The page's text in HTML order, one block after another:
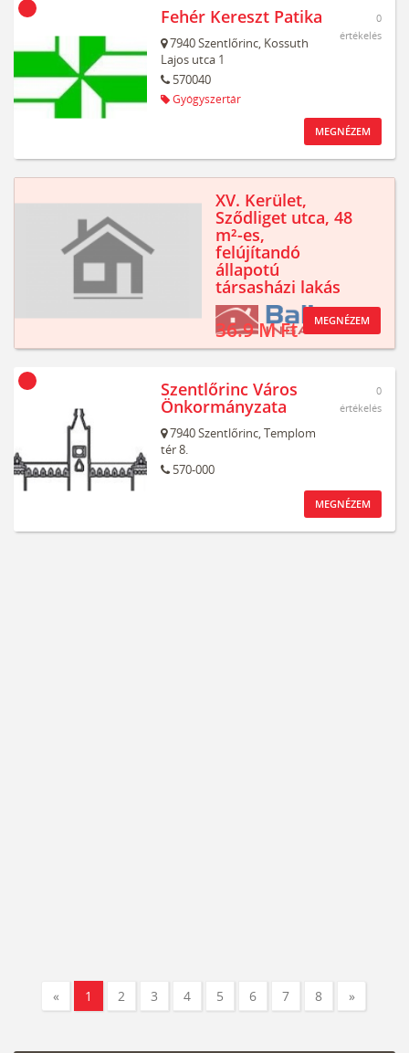
Fehér Kereszt Patika
7940Szentlőrinc, Kossuth
Lajos utca 1
570040
Gyógyszertár
0
értékelés
MEGNÉZEM
XV. Kerület,
Sződliget utca, 48
m²-es,
felújítandó
állapotú
társasházi lakás
36.9 M Ft MEGNÉZEM
Szentlőrinc Város
Önkormányzata
7940Szentlőrinc,Templom
tér 8.
570-000
0
értékelés
MEGNÉZEM
« 1 2 3 4 5 6 7 8 »